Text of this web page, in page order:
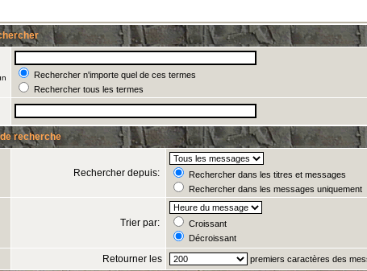
Rechercher n'importe quel de ces termes
Rechercher tous les termes
recherche
Rechercher depuis:
Rechercher dans les titres et messages
Rechercher dans les messages uniquement
Trier par:
Croissant
Décroissant
Retourner les premiers caractères des